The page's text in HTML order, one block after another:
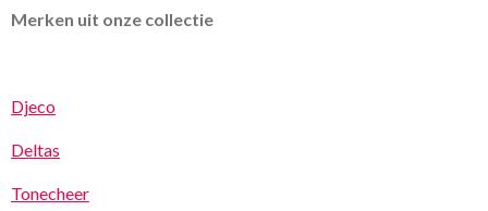
Merken uit onze collectie
Djeco
Deltas
Tonecheer